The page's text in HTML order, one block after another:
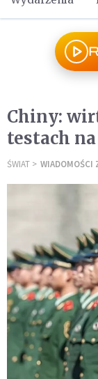
Chiny:
testach
ŚWIAT WIADOMOŚCI